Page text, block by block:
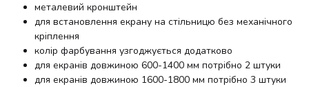
металевий кронштейн
для встановлення екрану на стільницю без механічного
кріплення
колір фарбування узгоджується додатково
для екранів довжиною 600-1400 мм потрібно 2 штуки
для екранів довжиною 1600-1800 мм потрібно 3 штуки